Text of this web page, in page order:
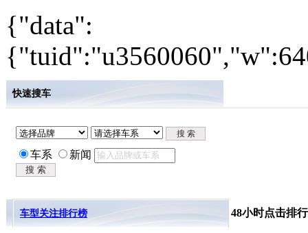
{"data":
快速搜车
车系 新闻
车型关注排行榜 48小时点击排行